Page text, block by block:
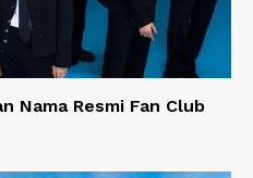
Nama Resmi Fan Club